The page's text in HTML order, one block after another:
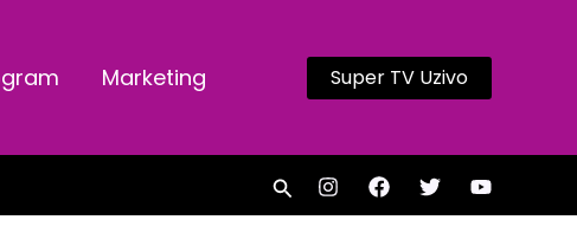
Marketing Super TV Uzivo
Search